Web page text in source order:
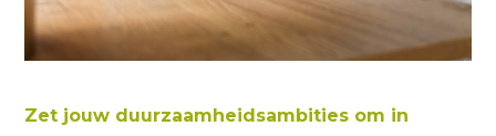
Zet jouw duurzaamheidsambities om in